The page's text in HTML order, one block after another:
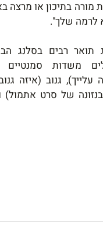
מורה בתיכון או מרצה
לרמה שלך".
תואר רבים בסלנג
משדות
גנוב (איזה
של סרט אתמול)